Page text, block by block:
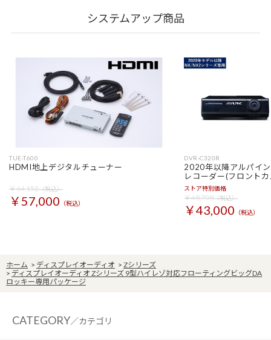
システムアップ商品
TUE-T600
HDMI地上デジタルチューナー
￥64,152（税込）
￥57,000 （税込）
DVR-C320R
2020年以降アルパイ
レコーダー(フロント
ストア特別価格
￥48,708（税込）
￥43,000 （税込）
ホーム > ディスプレイオーディオ > Zシリーズ
> ディスプレイオーディオ Zシリーズ 9型ハイレゾ対応フローティングビッグDA
ロッキー専用パッケージ
CATEGORY／カテゴリ